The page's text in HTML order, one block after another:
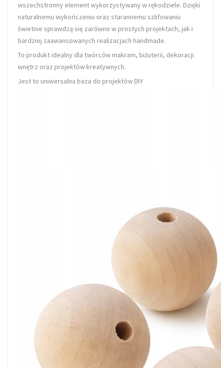
wszechstronny element wykorzystywany w rękodziele. Dzięki
naturalnemu wykończeniu oraz starannemu szlifowaniu
świetnie sprawdzą się zarówno w prostych projektach, jak i
bardziej zaawansowanych realizacjach handmade.
To produkt idealny dla twórców makram, biżuterii, dekoracji
wnętrz oraz projektów kreatywnych.
Jest to uniwersalna baza do projektów DIY